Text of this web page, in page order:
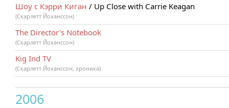
Шоу с Кэрри Киган / Up Close with Carrie Keagan
(Скарлетт Йоханссон)
The Director's Notebook
(Скарлетт Йоханссон)
Kig Ind TV
(Скарлетт Йоханссон, хроника)
2006